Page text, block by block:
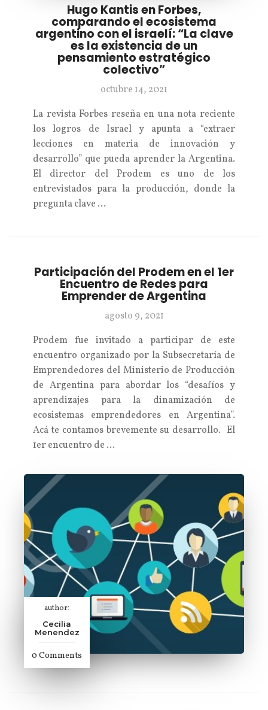
Hugo Kantis en Forbes,
comparando el ecosistema
argentino con el israelí: “La clave
es la existencia de un
pensamiento estratégico
colectivo”
octubre 14, 2021
La revista Forbes reseña en una nota reciente
los logros de Israel y apunta a “extraer
lecciones en materia de innovación y
desarrollo” que pueda aprender la Argentina.
El director del Prodem es uno de los
entrevistados para la producción, donde la
pregunta clave …
Participación del Prodem en el 1er
Encuentro de Redes para
Emprender de Argentina
agosto 9, 2021
Prodem fue invitado a participar de este
encuentro organizado por la Subsecretaría de
Emprendedores del Ministerio de Producción
de Argentina para abordar los “desafíos y
aprendizajes para la dinamización de
ecosistemas emprendedores en Argentina”.
Acá te contamos brevemente su desarrollo. El
1er encuentro de …
author:
Cecilia
Menendez
0 Comments